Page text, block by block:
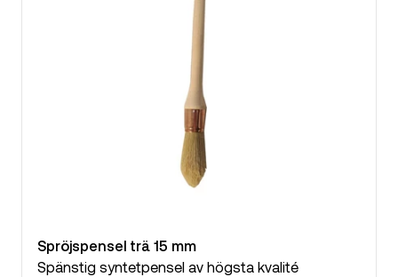
Spröjspensel trä 15 mm
Spänstig syntetpensel av högsta kvalité